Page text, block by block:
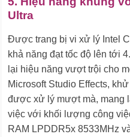
Ultra
Được trang bị vi xử lý Intel
khả năng đạt tốc độ lên tới
lại hiệu năng vượt trội cho
Microsoft Studio Effects,
được xử lý mượt mà, mang
việc với khối lượng công
RAM LPDDR5x 8533MHz